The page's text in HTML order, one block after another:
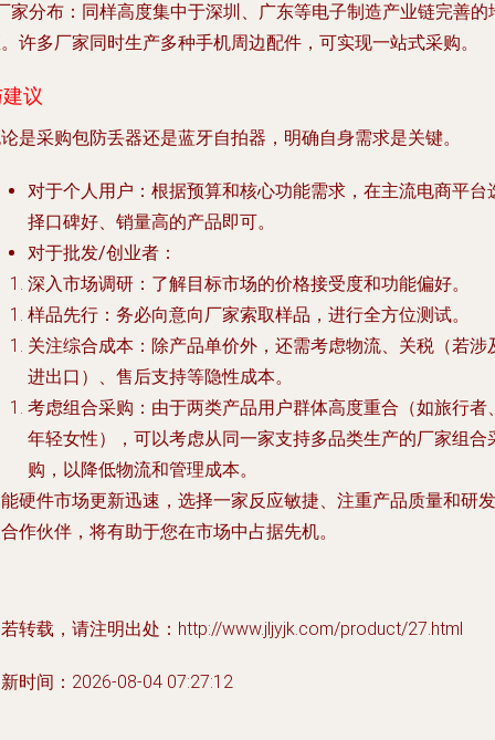
家分布 ：同样高度集中于深圳、广东等电子制造产业链完善的
许多厂家同时生产多种手机周边配件，可实现一站式采购。
议
是采购包防丢器还是蓝牙自拍器，明确自身需求是关键。
对于个人用户 ：根据预算和核心功能需求，在主流电商平台
择口碑好、销量高的产品即可。
对于批发/创业者 ：
深入市场调研 ：了解目标市场的价格接受度和功能偏好。
样品先行 ：务必向意向厂家索取样品，进行全方位测试。
关注综合成本 ：除产品单价外，还需考虑物流、关税（若涉
进出口）、售后支持等隐性成本。
考虑组合采购 ：由于两类产品用户群体高度重合（如旅行者
年轻女性），可以考虑从同一家支持多品类生产的厂家组合
购，以降低物流和管理成本。
硬件市场更新迅速，选择一家反应敏捷、注重产品质量和研发
作伙伴，将有助于您在市场中占据先机。
转载，请注明出处：http://www.jljyjk.com/product/27.html
时间：2026-08-04 07:27:12